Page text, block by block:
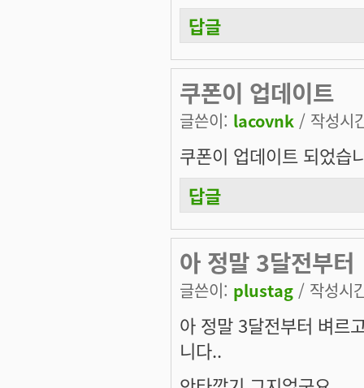
답글
쿠폰이 업데이트
글쓴이: lacovnk / 작성시
쿠폰이 업데이트 되었습
답글
아 정말 3달전부터
글쓴이: plustag / 작성시
아 정말 3달전부터 벼르
니다..